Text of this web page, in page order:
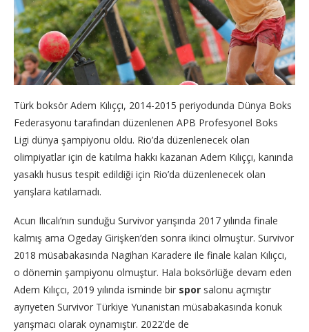
Türk boksör Adem Kılıççı, 2014-2015 periyodunda Dünya Boks
Federasyonu tarafından düzenlenen APB Profesyonel Boks
Ligi dünya şampiyonu oldu. Rio’da düzenlenecek olan
olimpiyatlar için de katılma hakkı kazanan Adem Kılıççı, kanında
yasaklı husus tespit edildiği için Rio’da düzenlenecek olan
yarışlara katılamadı.
Acun Ilıcalı’nın sunduğu Survivor yarışında 2017 yılında finale
kalmış ama Ogeday Girişken’den sonra ikinci olmuştur. Survivor
2018 müsabakasında Nagihan Karadere ile finale kalan Kılıçcı,
o dönemin şampiyonu olmuştur. Hala boksörlüğe devam eden
Adem Kılıçcı, 2019 yılında isminde bir spor salonu açmıştır
ayrıyeten Survivor Türkiye Yunanistan müsabakasında konuk
yarışmacı olarak oynamıştır. 2022’de de